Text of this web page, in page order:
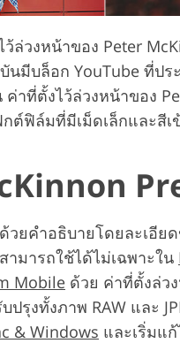
ล่วงหน้าของ Peter
นมีบล็อก YouTube ที่ป
าที่ตั้งไว้ล่วงหน้าของ
กต์ฟิล์มที่มีเม็ดเล็กและสี
ยคำอธิบายโดยละเอีย
มารถใช้ได้ไม่เฉพาะใน
Mobile ด้วย ค่าที่ตั้งล่ว
รุงทั้งภาพ RAW และ
& Windows และเริ่มแ